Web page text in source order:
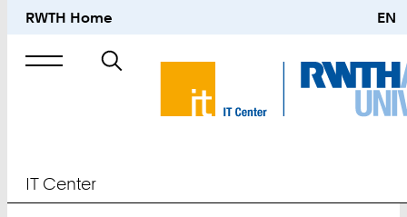
RWTH Home EN
Suche
nach
IT Center